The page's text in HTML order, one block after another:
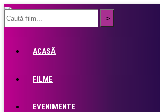
ACASĂ
FILME
EVENIMENTE